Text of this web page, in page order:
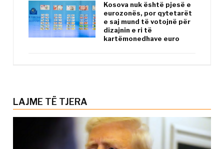
Kosova nuk është pjesë e
eurozonës, por qytetarët
e saj mund të votojnë për
dizajnin e ri të
kartëmonedhave euro
LAJME TË TJERA